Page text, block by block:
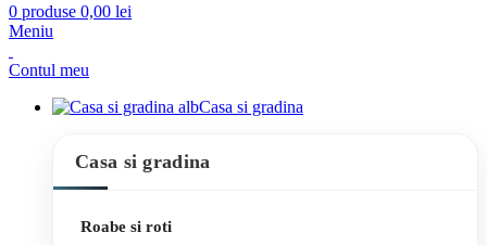
0 produse 0,00 lei
Meniu
Contul meu
Casa si gradina
Casa si gradina
Roabe si roti